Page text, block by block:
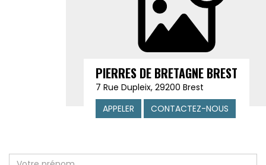
PIERRES DE BRETAGNE BREST
7 Rue Dupleix, 29200 Brest
APPELER
CONTACTEZ-NOUS